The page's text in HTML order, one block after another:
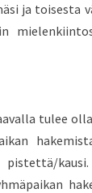
ja toisesta
tulee
pistettä/